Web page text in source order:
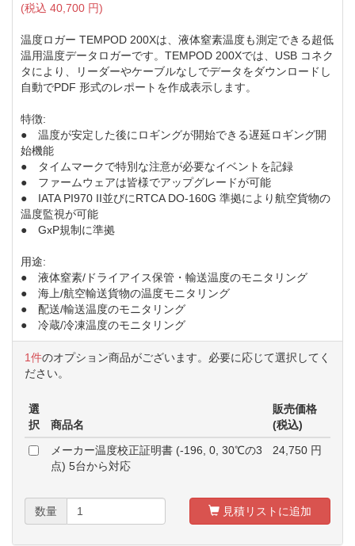
(税込 40,700 円)
温度ロガー TEMPOD 200Xは、液体窒素温度も測定できる超低
温用温度データロガーです。TEMPOD 200Xでは、USB コネク
タにより、リーダーやケーブルなしでデータをダウンロードし
自動でPDF 形式のレポートを作成表示します。
特徴:
● 温度が安定した後にロギングが開始できる遅延ロギング開
始機能
● タイムマークで特別な注意が必要なイベントを記録
● ファームウェアは皆様でアップグレードが可能
● IATA PI970 II並びにRTCA DO-160G 準拠により航空貨物の
温度監視が可能
● GxP規制に準拠
用途:
● 液体窒素/ドライアイス保管・輸送温度のモニタリング
● 海上/航空輸送貨物の温度モニタリング
● 配送/輸送温度のモニタリング
● 冷蔵/冷凍温度のモニタリング
1件のオプション商品がございます。必要に応じて選択してく
ださい。
選
択
商品名
販売価格
(税込)
メーカー温度校正証明書 (-196, 0, 30℃の3
点) 5台から対応
24,750 円
数量 見積リストに追加